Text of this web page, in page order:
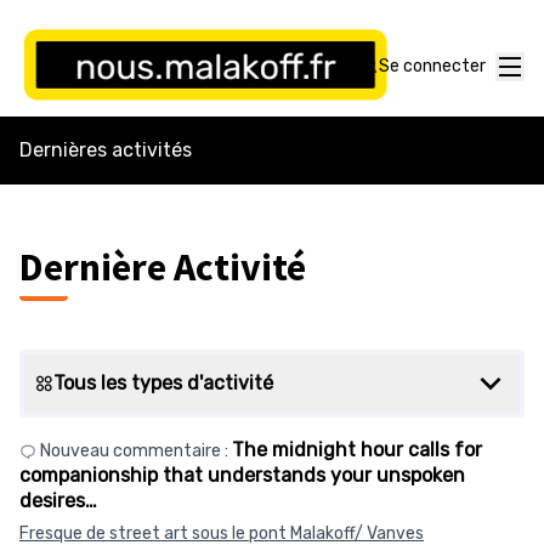
Se connecter
Dernières activités
Dernière Activité
Tous les types d'activité
Nouveau commentaire : The midnight hour calls for
companionship that understands your unspoken
desires…
Fresque de street art sous le pont Malakoff/ Vanves